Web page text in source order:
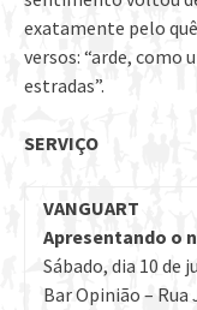
exatamente pelo
versos: “arde, como
estradas”.
SERVIÇO
VANGUART
Apresentando o
Sábado, dia 10 de
Bar Opinião – Rua